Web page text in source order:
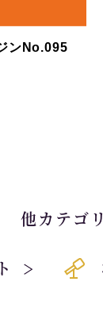
ンNo.095
他カテゴ